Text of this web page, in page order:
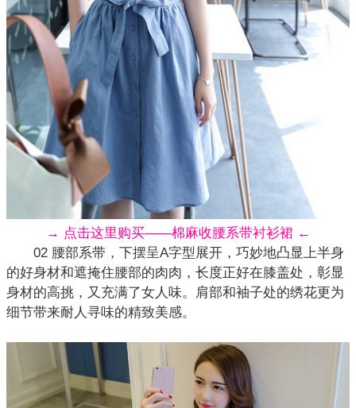
→ 点击这里购买——棉麻收腰系带衬衫裙 ←
02 腰部系带，下摆呈A字型展开，巧妙地凸显上半身
的好身材和遮掩住腰部的肉肉，长度正好在膝盖处，彰显
身材的高挑，又充满了女人味。肩部和袖子处的绣花更为
细节带来耐人寻味的精致美感。